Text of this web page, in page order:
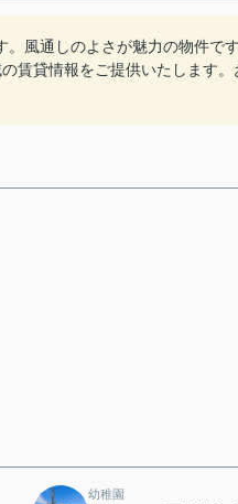
風通しのよさが魅力の物件で
賃貸情報をご提供いたします。
幼稚園